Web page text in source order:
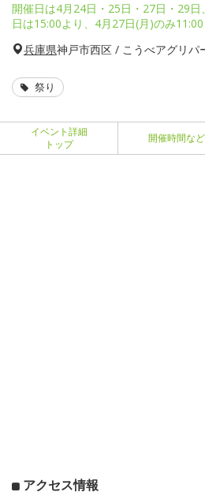
開催日は4月24日・25日・27日・29
日は15:00より、4月27日(月)のみ11:00
兵庫県神戸市西区 / こうべアグリパ
祭り
イベント詳細
トップ
開催時間など
アクセス情報